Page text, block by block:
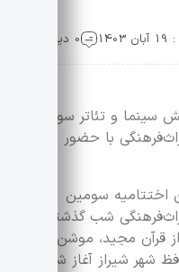
0 دیدگاه
سینما و تئاتر سومین
با حضور
اختتامیه سومین
قرآن مجید، موشن‌گرافی
شهر شیراز آغاز شد.